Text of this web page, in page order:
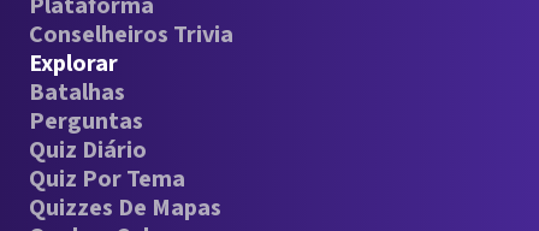
Conselheiros Trivia
Explorar
Batalhas
Perguntas
Quiz Diário
Quiz Por Tema
Quizzes De Mapas